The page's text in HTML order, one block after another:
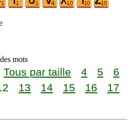
mots
Tous par taille 4 5
6
13 14 15 16
17